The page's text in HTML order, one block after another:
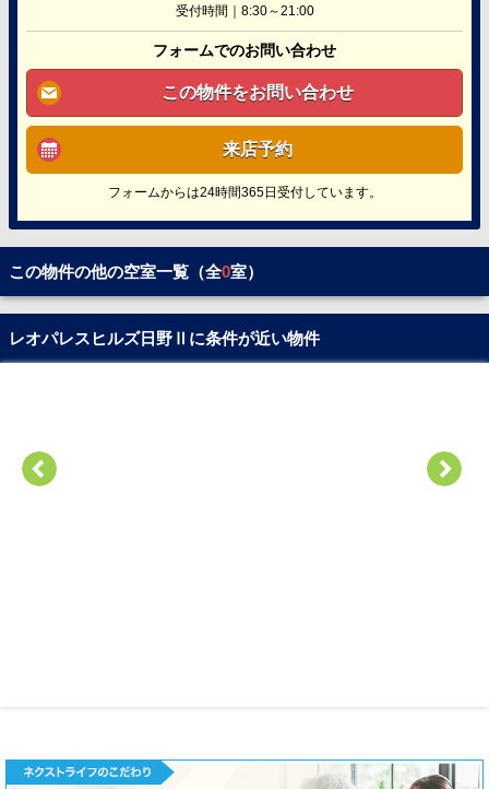
受付時間｜8:30～21:00
フォームでのお問い合わせ
この物件をお問い合わせ
来店予約
フォームからは24時間365日受付しています。
この物件の他の空室一覧（全0室）
レオパレスヒルズ日野Ⅱに条件が近い物件